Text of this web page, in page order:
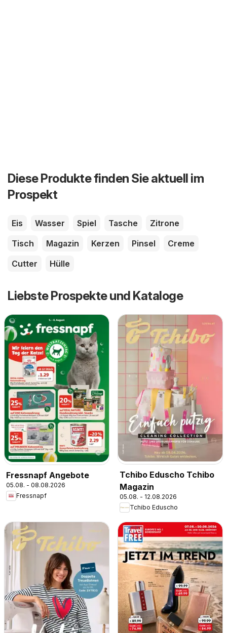
Diese Produkte finden Sie aktuell im
Prospekt
Eis Wasser Spiel Tasche
Zitrone
Tisch
Magazin Kerzen Pinsel
Creme
Cutter
Hülle
Liebste Prospekte und Kataloge
Fressnapf Angebote
05.08. - 08.08.2026
Fressnapf
Tchibo Eduscho Tchibo
Magazin
05.08. - 12.08.2026
Tchibo Eduscho